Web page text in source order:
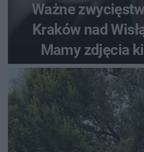
Ważne
Kraków nad
Mamy zdjęcia